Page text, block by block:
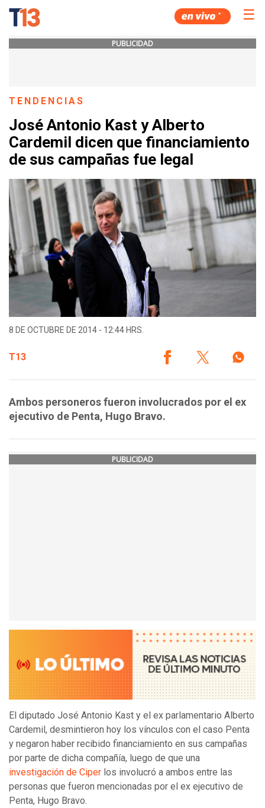
☰
PUBLICIDAD
TENDENCIAS
José Antonio Kast y Alberto
Cardemil dicen que financiamiento
de sus campañas fue legal
8 DE OCTUBRE DE 2014 - 12:44 HRS.
T13
Ambos personeros fueron involucrados por el ex
ejecutivo de Penta, Hugo Bravo.
PUBLICIDAD
El diputado José Antonio Kast y el ex parlamentario Alberto
Cardemil, desmintieron hoy los vínculos con el caso Penta
y negaron haber recibido financiamiento en sus campañas
por parte de dicha compañía, luego de que una
investigación de Ciper los involucró a ambos entre las
personas que fueron mencionadas por el ex ejecutivo de
Penta, Hugo Bravo.